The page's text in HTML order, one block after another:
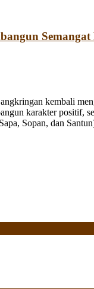
Semangat
kembali
karakter positif,
Sopan, dan